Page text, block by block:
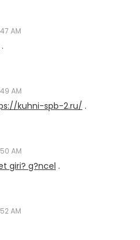
AM
.
AM
kuhni-spb-2.ru/ .
AM
giri? g?ncel .
AM